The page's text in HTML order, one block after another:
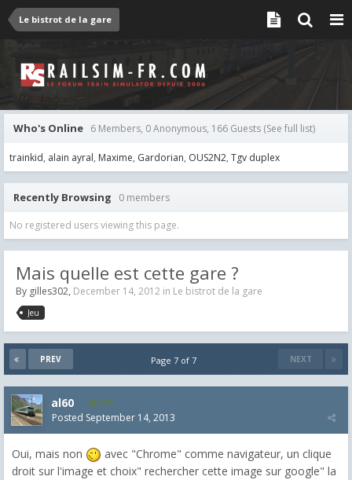
Le bistrot de la gare
Who's Online 6 Members, 0 Anonymous, 166 Guests (See full list)
trainkid alain ayral Maxime Gardorian OUS2N2 Tgv duplex
Recently Browsing 0 members
No registered users viewing this page.
Mais quelle est cette gare ?
By gilles302, December 14, 2012 in Le bistrot de la gare
Jeu
PREV NEXT
Page 7 of 7
al60 271
Posted September 14, 2013
Oui, mais non
avec "Chrome" comme navigateur, un clique
droit sur l'image et choix" rechercher cette image sur google" la